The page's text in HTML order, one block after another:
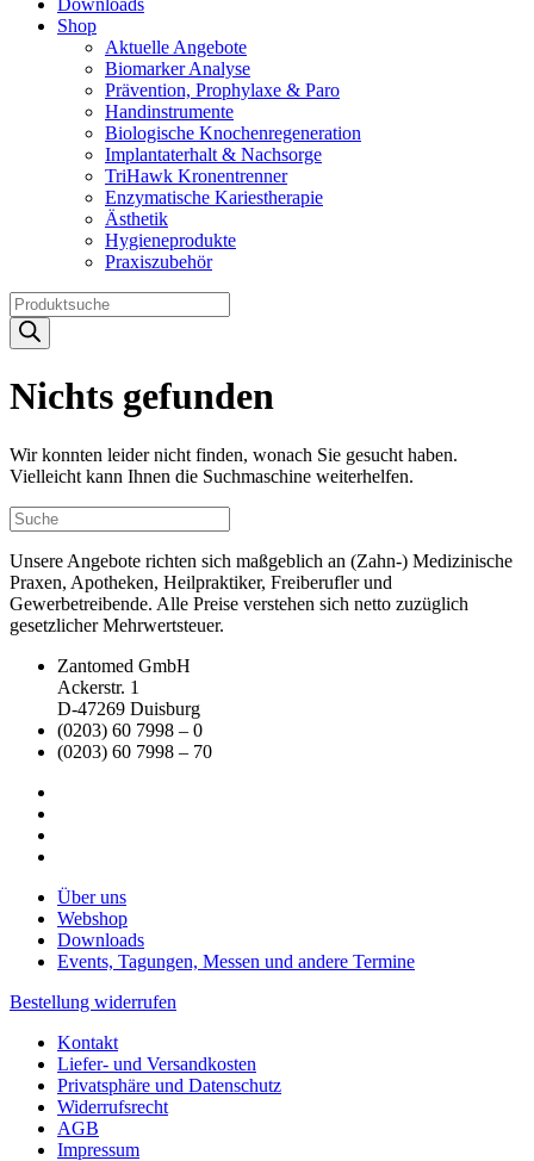
Downloads
Shop
Aktuelle Angebote
Biomarker Analyse
Prävention, Prophylaxe & Paro
Handinstrumente
Biologische Knochenregeneration
Implantaterhalt & Nachsorge
TriHawk Kronentrenner
Enzymatische Kariestherapie
Ästhetik
Hygieneprodukte
Praxiszubehör
Products
search
Nichts gefunden
Wir konnten leider nicht finden, wonach Sie gesucht haben.
Vielleicht kann Ihnen die Suchmaschine weiterhelfen.
Unsere Angebote richten sich maßgeblich an (Zahn-) Medizinische
Praxen, Apotheken, Heilpraktiker, Freiberufler und
Gewerbetreibende. Alle Preise verstehen sich netto zuzüglich
gesetzlicher Mehrwertsteuer.
Zantomed GmbH
Ackerstr. 1
D-47269 Duisburg
(0203) 60 7998 – 0
(0203) 60 7998 – 70
Über uns
Webshop
Downloads
Events, Tagungen, Messen und andere Termine
Bestellung widerrufen
Kontakt
Liefer- und Versandkosten
Privatsphäre und Datenschutz
Widerrufsrecht
AGB
Impressum